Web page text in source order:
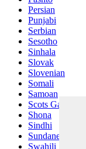
Persian
Punjabi
Serbian
Sesotho
Sinhala
Slovak
Slovenian
Somali
Samoan
Scots Gaelic
Shona
Sindhi
Sundanese
Swahili